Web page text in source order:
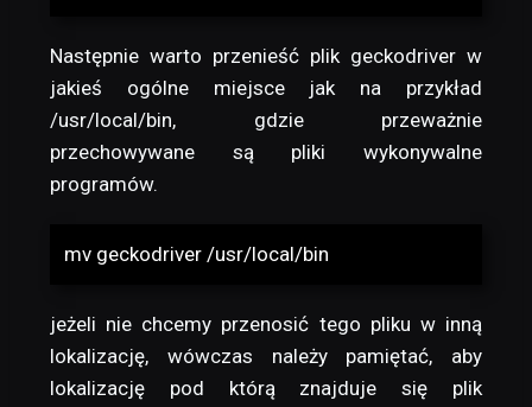
Następnie warto przenieść plik geckodriver w
jakieś ogólne miejsce jak na przykład
/usr/local/bin, gdzie przeważnie
przechowywane są pliki wykonywalne
programów.
mv geckodriver /usr/local/bin
jeżeli nie chcemy przenosić tego pliku w inną
lokalizację, wówczas należy pamiętać, aby
lokalizację pod którą znajduje się plik